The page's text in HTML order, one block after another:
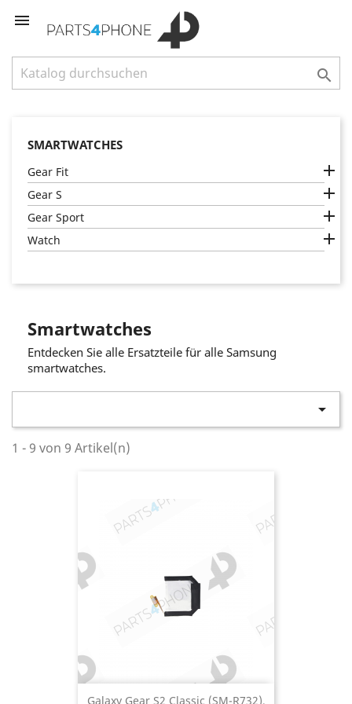


SMARTWATCHES
Gear Fit 
Gear S 
Gear Sport 
Watch 
Smartwatches
Entdecken Sie alle Ersatzteile für alle Samsung
smartwatches.

1 - 9 von 9 Artikel(n)
Galaxy Gear S2 Classic (SM-R732),